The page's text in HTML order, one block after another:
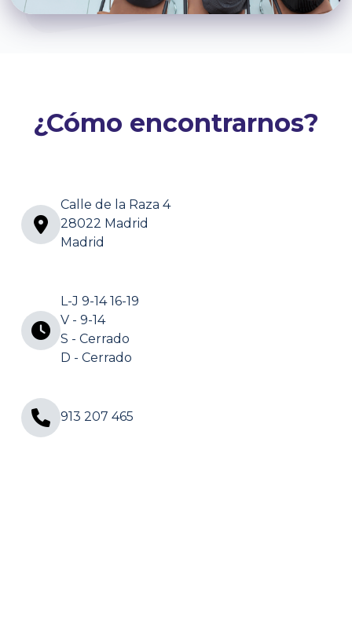
¿Cómo encontrarnos?
Calle de la Raza 4
28022 Madrid
Madrid
L-J 9-14 16-19
V - 9-14
S - Cerrado
D - Cerrado
913 207 465